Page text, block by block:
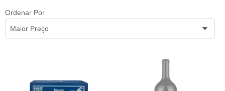
Ordenar Por
Maior Preço